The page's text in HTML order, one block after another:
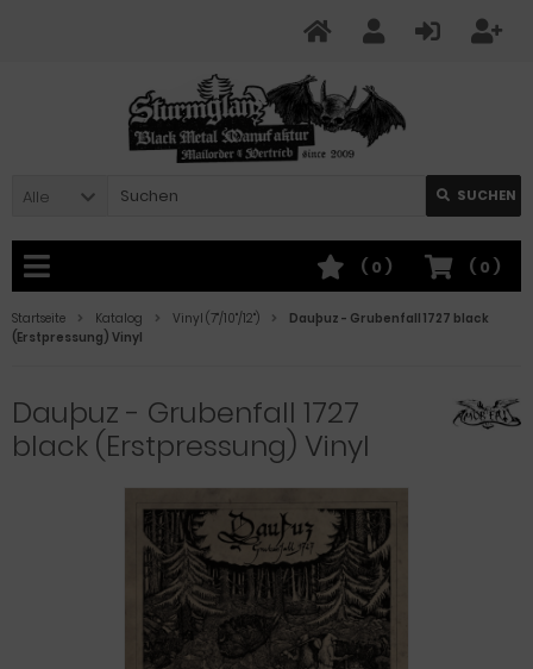
Alle SUCHEN
( 0 )
( 0 )
Startseite Katalog Vinyl (7"/10"/12")
Dauþuz - Grubenfall 1727 black
(Erstpressung) Vinyl
Dauþuz - Grubenfall 1727
black (Erstpressung) Vinyl